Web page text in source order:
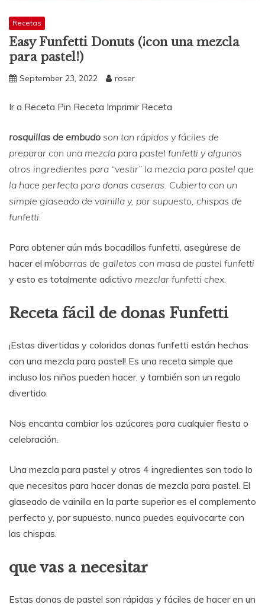
Recetas
Easy Funfetti Donuts (¡con una mezcla
para pastel!)
September 23, 2022 roser
Ir a Receta Pin Receta Imprimir Receta
rosquillas de embudo son tan rápidos y fáciles de
preparar con una mezcla para pastel funfetti y algunos
otros ingredientes para “vestir” la mezcla para pastel que
la hace perfecta para donas caseras. Cubierto con un
simple glaseado de vainilla y, por supuesto, chispas de
funfetti.
Para obtener aún más bocadillos funfetti, asegúrese de
hacer el míobarras de galletas con masa de pastel funfetti
y esto es totalmente adictivo mezclar funfetti chex
Receta fácil de donas Funfetti
¡Estas divertidas y coloridas donas funfetti están hechas
con una mezcla para pastel! Es una receta simple que
incluso los niños pueden hacer, y también son un regalo
divertido.
Nos encanta cambiar los azúcares para cualquier fiesta o
celebración.
Una mezcla para pastel y otros 4 ingredientes son todo lo
que necesitas para hacer donas de mezcla para pastel. El
glaseado de vainilla en la parte superior es el complemento
perfecto y, por supuesto, nunca puedes equivocarte con
las chispas.
que vas a necesitar
Estas donas de pastel son rápidas y fáciles de hacer en un